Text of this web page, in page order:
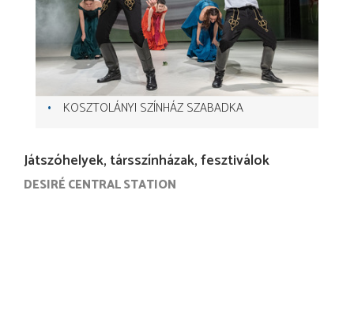
KOSZTOLÁNYI SZÍNHÁZ SZABADKA
Játszóhelyek, társszínházak, fesztiválok
DESIRÉ CENTRAL STATION